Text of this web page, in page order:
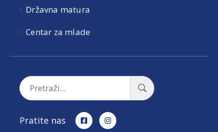
Državna matura
Centar za mlade
Pratite nas